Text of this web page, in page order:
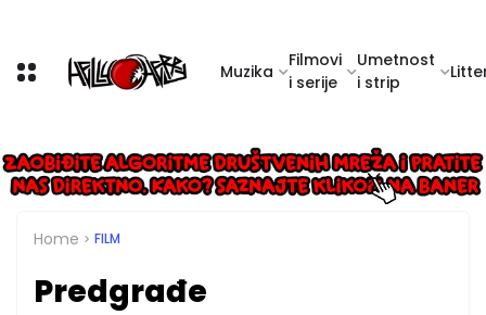
Muzika
Filmovi
i serije
Umetnost
i strip
Home FILM
Predgrađe